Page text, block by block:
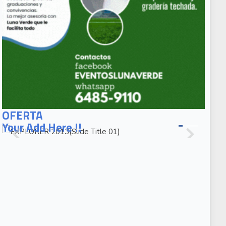
OFERTA
EXPLORER
2013(Slide
EXPLORER
Your Add Here !!